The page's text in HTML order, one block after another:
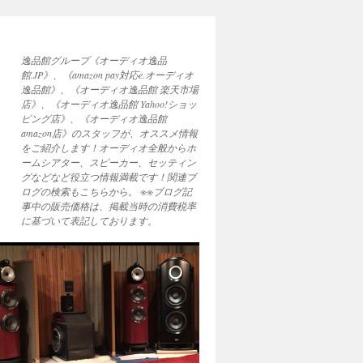
逸品館グループ《オーディオ逸品
館.JP》、《amazon pay対応e.オーディオ
逸品館》、《オーディオ逸品館 楽天市場
店》、《オーディオ逸品館 Yahoo!ショッ
ピング店》、《オーディオ逸品館
amazon店》のスタッフが、オススメ情報
をご紹介します！オーディオ全般からホ
ームシアター、スピーカー、セッティン
グなどなど役立つ情報満載です！関連ブ
ログの検索もこちらから。 ※※ブログ記
事中の販売価格は、掲載当時の消費税率
に基づいて表記しております。